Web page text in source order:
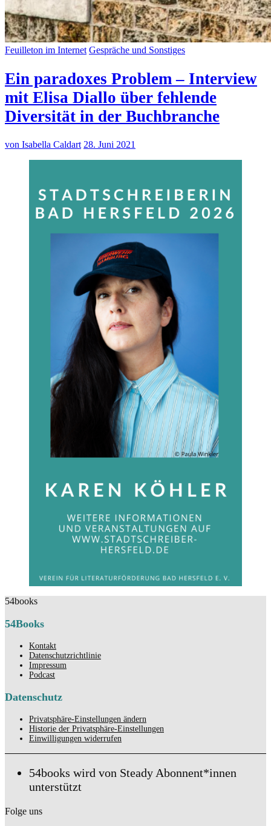
Feuilleton im Internet Gespräche und Sonstiges
Ein paradoxes Problem – Interview
mit Elisa Diallo über fehlende
Diversität in der Buchbranche
von Isabella Caldart 28. Juni 2021
54books
54Books
Kontakt
Datenschutzrichtlinie
Impressum
Podcast
Datenschutz
Privatsphäre-Einstellungen ändern
Historie der Privatsphäre-Einstellungen
Einwilligungen widerrufen
54books wird von Steady Abonnent*innen
unterstützt
Folge uns